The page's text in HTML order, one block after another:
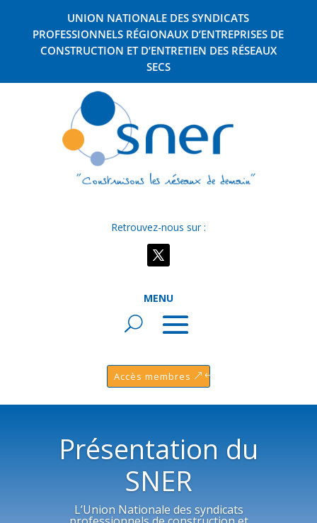
UNION NATIONALE DES SYNDICATS
PROFESSIONNELS RÉGIONAUX D’ENTREPRISES DE
CONSTRUCTION ET D’ENTRETIEN DES RÉSEAUX
SECS
Retrouvez-nous sur :
MENU
Accès membres
Présentation du
SNER
L’Union Nationale des syndicats